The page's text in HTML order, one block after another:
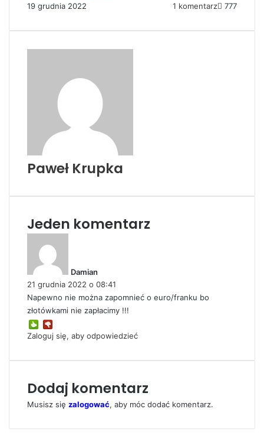
19 grudnia 2022
1 komentarz 777
Paweł Krupka
Jeden komentarz
Damian
e
:
21 grudnia 2022 o 08:41
Napewno nie można zapomnieć o euro/franku bo
złotówkami nie zapłacimy !!!
Zaloguj się, aby odpowiedzieć
Dodaj komentarz
Musisz się zalogować, aby móc dodać komentarz.